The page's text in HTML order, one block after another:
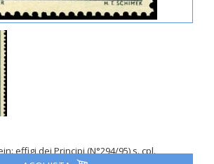
effigi dei Principi (N°294/95) s. cpl.